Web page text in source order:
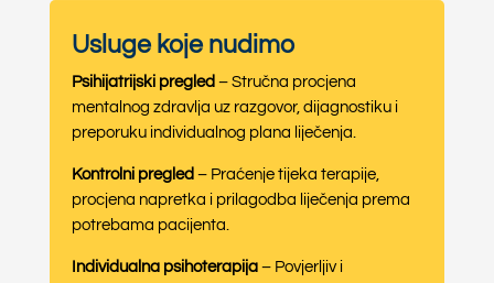
Usluge koje nudimo
Psihijatrijski pregled – Stručna procjena
mentalnog zdravlja uz razgovor, dijagnostiku i
preporuku individualnog plana liječenja.
Kontrolni pregled – Praćenje tijeka terapije,
procjena napretka i prilagodba liječenja prema
potrebama pacijenta.
Individualna psihoterapija– Povjerljiv i